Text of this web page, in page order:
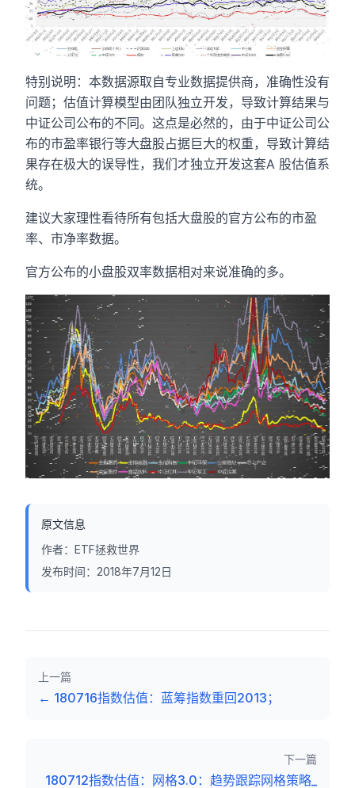
特别说明：本数据源取自专业数据提供商，准确性没有
问题；估值计算模型由团队独立开发，导致计算结果与
中证公司公布的不同。这点是必然的，由于中证公司公
布的市盈率银行等大盘股占据巨大的权重，导致计算结
果存在极大的误导性，我们才独立开发这套A 股估值系
统。
建议大家理性看待所有包括大盘股的官方公布的市盈
率、市净率数据。
官方公布的小盘股双率数据相对来说准确的多。
原文信息
作者： ETF拯救世界
发布时间： 2018年7月12日
上一篇
← 180716指数估值：蓝筹指数重回2013；
下一篇
180712指数估值：网格3.0：趋势跟踪网格策略_